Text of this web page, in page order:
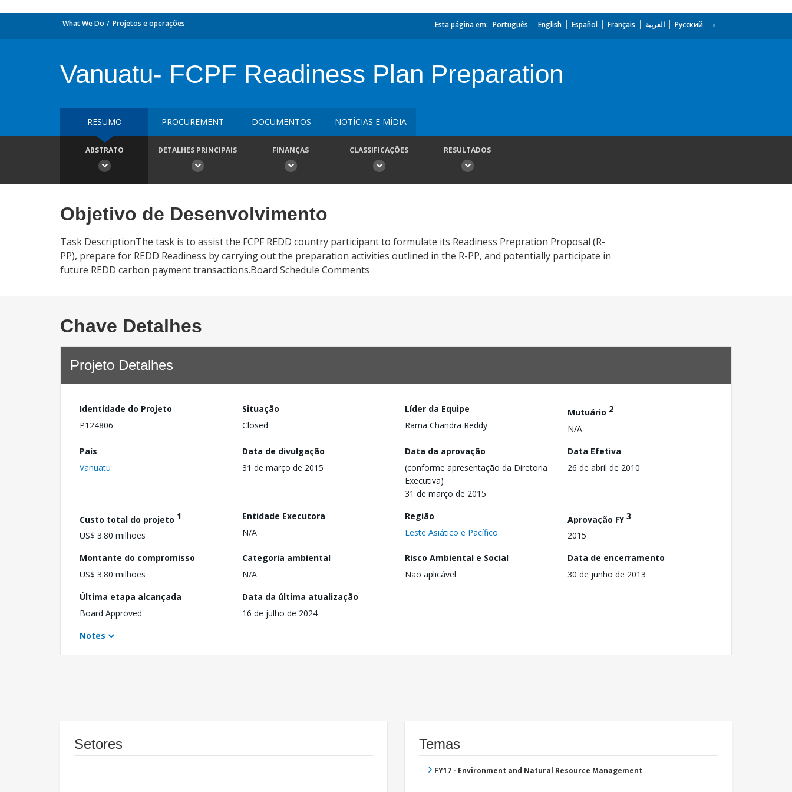
What We Do Projetos e operações Esta página em: Português English Español Français العربية Русский
Vanuatu- FCPF Readiness Plan Preparation
RESUMO PROCUREMENT DOCUMENTOS NOTÍCIAS E MÍDIA
ABSTRATO DETALHES PRINCIPAIS FINANÇAS CLASSIFICAÇÕES RESULTADOS
Objetivo de Desenvolvimento
Task DescriptionThe task is to assist the FCPF REDD country participant to formulate its Readiness Prepration Proposal (R-
PP), prepare for REDD Readiness by carrying out the preparation activities outlined in the R-PP, and potentially participate in
future REDD carbon payment transactions.Board Schedule Comments
Chave Detalhes
Projeto Detalhes
Identidade do Projeto
P124806
Situação
Closed
Líder da Equipe
Rama Chandra Reddy
Mutuário 2
N/A
País
Vanuatu
Data de divulgação
31 de março de 2015
Data da aprovação
(conforme apresentação da Diretoria
Executiva)
31 de março de 2015
Data Efetiva
26 de abril de 2010
Custo total do projeto 1
US$ 3.80 milhões
Entidade Executora
N/A
Região
Leste Asiático e Pacífico
Aprovação FY3
2015
Montante do compromisso
US$ 3.80 milhões
Categoria ambiental
N/A
Risco Ambiental e Social
Não aplicável
Data de encerramento
30 de junho de 2013
Última etapa alcançada
Board Approved
Data da última atualização
16 de julho de 2024
Notes
Setores Temas
FY17 - Environment and Natural Resource Management